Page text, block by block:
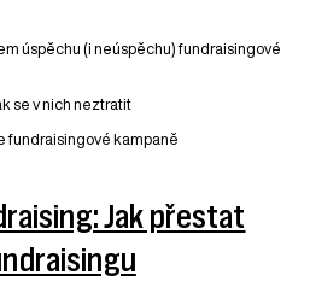
úspěchu (i neúspěchu) fundraisingové
se v nich neztratit
fundraisingové kampaně
Jak přestat